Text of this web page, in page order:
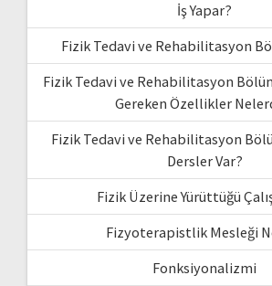
İş Yapar?
Fizik Tedavi ve Rehabilitasyon
Fizik Tedavi ve Rehabilitasyon
Gereken Özellikler
Fizik Tedavi ve Rehabilitasyon
Dersler Var?
Fizik Üzerine Yürüttüğü
Fizyoterapistlik Mesleği
Fonksiyonalizmi